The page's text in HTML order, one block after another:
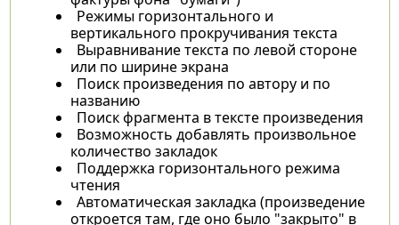
Режимы горизонтального и
вертикального прокручивания текста
Выравнивание текста по левой стороне
или по ширине экрана
Поиск произведения по автору и по
названию
Поиск фрагмента в тексте произведения
Возможность добавлять произвольное
количество закладок
Поддержка горизонтального режима
чтения
Автоматическая закладка (произведение
откроется там, где оно было "закрыто" в